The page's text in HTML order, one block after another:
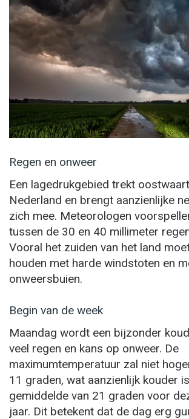
Regen en onweer
Een lagedrukgebied trekt
Nederland en brengt aanzienlijke
zich mee. Meteorologen
tussen de 30 en 40 millimeter
Vooral het zuiden van het land
houden met harde windstoten en
onweersbuien.
Begin van de week
Maandag wordt een bijzonder
veel regen en kans op onweer. De
maximumtemperatuur zal niet
11 graden, wat aanzienlijk kouder
gemiddelde van 21 graden voor
jaar. Dit betekent dat de dag erg